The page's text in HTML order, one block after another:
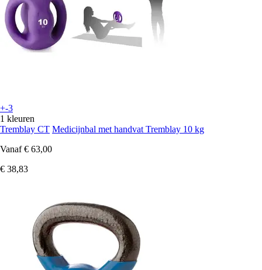
+-3
1 kleuren
Tremblay CT Medicijnbal met handvat Tremblay 10 kg
Vanaf € 63,00
€ 38,83